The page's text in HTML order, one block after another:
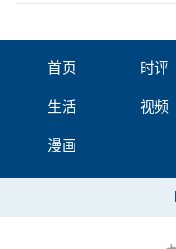
首页 时评
生活 视频
漫画